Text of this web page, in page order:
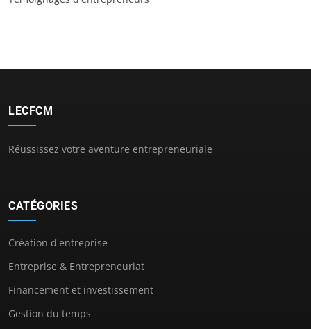
LECFCM
Réussissez votre aventure entrepreneuriale
CATÉGORIES
Création d'entreprise
Entreprise & Entrepreneuriat
Financement et investissement
Gestion du temps